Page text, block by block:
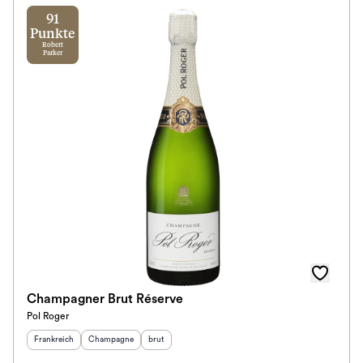
91
Punkte
Robert
Parker
Champagner Brut Réserve
Pol Roger
Herkunftsland
Frankreich Herkunftsregion :
Champagne Geschmack
brut